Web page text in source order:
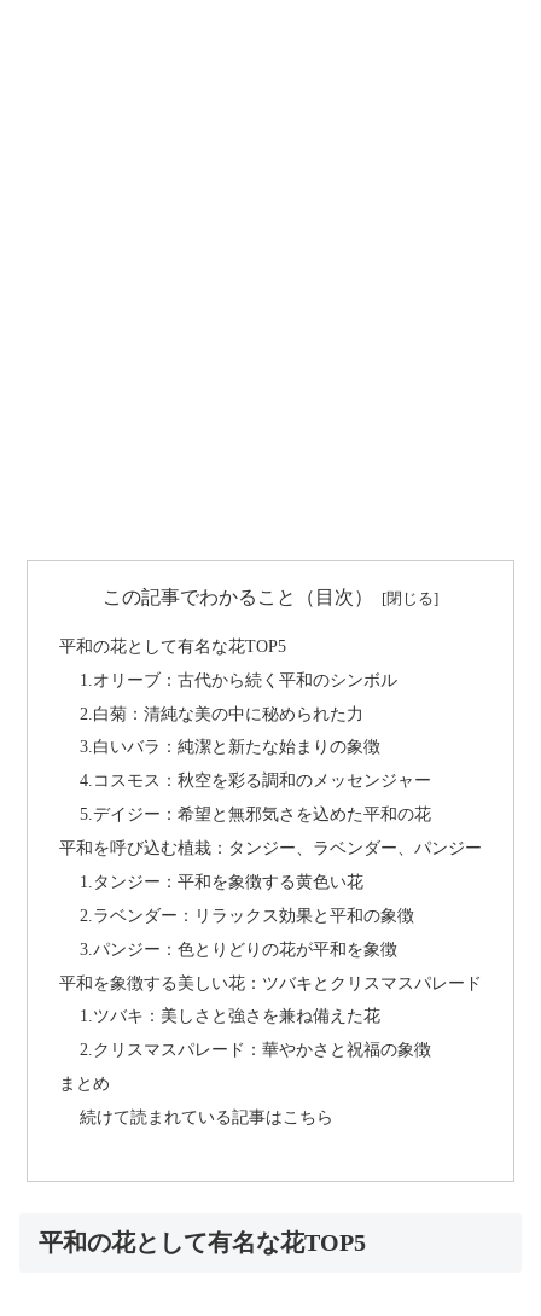
この記事でわかること（目次）
平和の花として有名な花TOP5
1.オリーブ：古代から続く平和のシンボル
2.白菊：清純な美の中に秘められた力
3.白いバラ：純潔と新たな始まりの象徴
4.コスモス：秋空を彩る調和のメッセンジャー
5.デイジー：希望と無邪気さを込めた平和の花
平和を呼び込む植栽：タンジー、ラベンダー、パンジー
1.タンジー：平和を象徴する黄色い花
2.ラベンダー：リラックス効果と平和の象徴
3.パンジー：色とりどりの花が平和を象徴
平和を象徴する美しい花：ツバキとクリスマスパレード
1.ツバキ：美しさと強さを兼ね備えた花
2.クリスマスパレード：華やかさと祝福の象徴
まとめ
続けて読まれている記事はこちら
平和の花として有名な花TOP5